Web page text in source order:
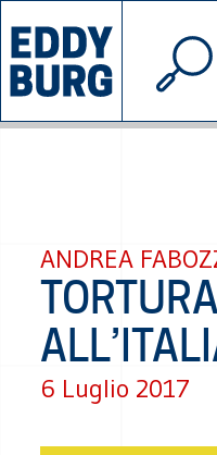
INIZIATIVE
©
ANDREA
TORTURA
6 Luglio 2017